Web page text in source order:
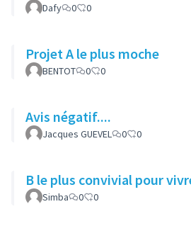
Dafy 0 0
Projet A le plus moche
BENTOT 0 0
Avis négatif....
Jacques GUEVEL 0 0
B le plus convivial pour
Simba 0 0